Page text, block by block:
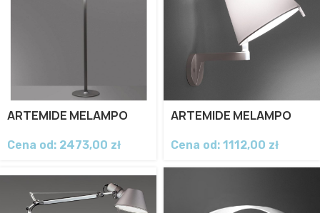
ARTEMIDE MELAMPO
Cena od: 2473,00 zł
ARTEMIDE MELAMPO
Cena od: 1112,00 zł